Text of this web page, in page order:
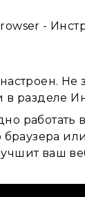
Не
разделе
ваш